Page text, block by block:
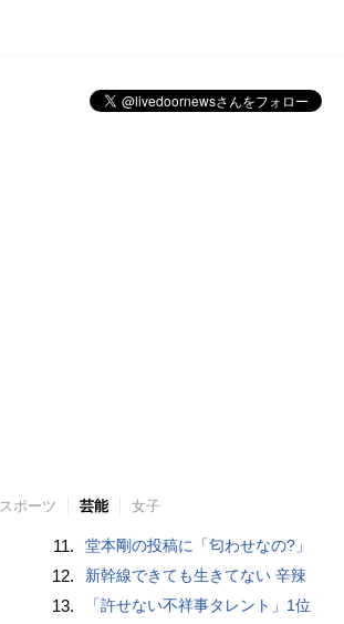
スポーツ 芸能 女子
11. 堂本剛の投稿に「匂わせなの?」
12. 新幹線できても生きてない 辛辣
13. 「許せない不祥事タレント」1位